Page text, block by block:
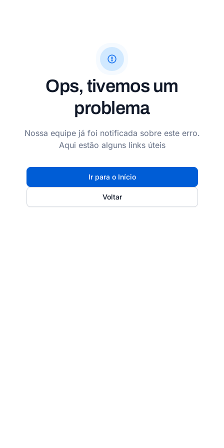
Ops, tivemos um
problema
Nossa equipe já foi notificada sobre este erro.
Aqui estão alguns links úteis
Ir para o Início
Voltar